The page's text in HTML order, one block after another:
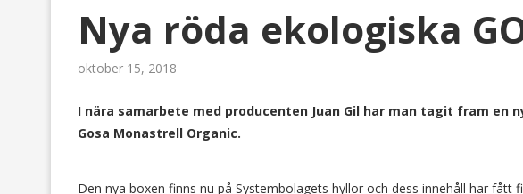
Nya röda ekologiska
oktober 15, 2018
I nära samarbete med producenten Juan Gil har man tagit fram en
Gosa Monastrell Organic.
Den nya boxen finns nu på Systembolagets hyllor och dess innehåll har fått